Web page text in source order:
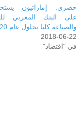
حصري. إماراتيون
على البنك المغربي
والصناعة كليا بحلول عام 2020
2018-06-22
في "اقتصاد"